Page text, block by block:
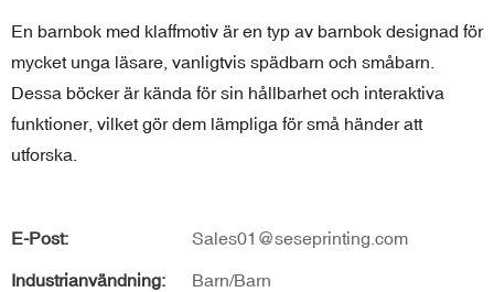
En barnbok med klaffmotiv är en typ av barnbok designad för
mycket unga läsare, vanligtvis spädbarn och småbarn.
Dessa böcker är kända för sin hållbarhet och interaktiva
funktioner, vilket gör dem lämpliga för små händer att
utforska.
E-Post: Sales01@seseprinting.com
Industrianvändning: Barn/Barn